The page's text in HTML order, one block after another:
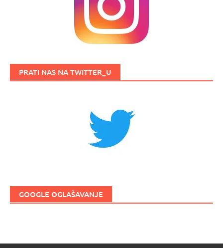
PRATI NAS NA TWITTER_U
GOOGLE OGLAŠAVANJE